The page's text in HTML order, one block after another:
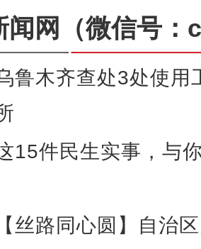
闻网 （微信号
鲁木齐查处3处使用
15件民生实事，与
【丝路同心圆】自治